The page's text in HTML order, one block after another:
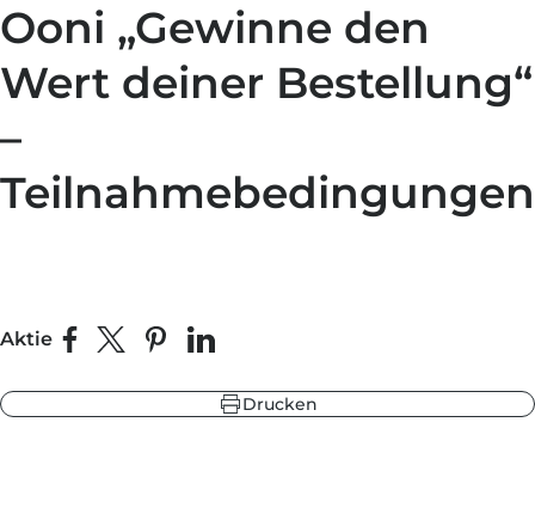
Ooni „Gewinne den
Wert deiner Bestellung“
–
Teilnahmebedingungen
Aktie Auf Facebook teilen
Teilen auf X
Auf Pinterest pinnen
Auf LinkedIn teilen
Drucken